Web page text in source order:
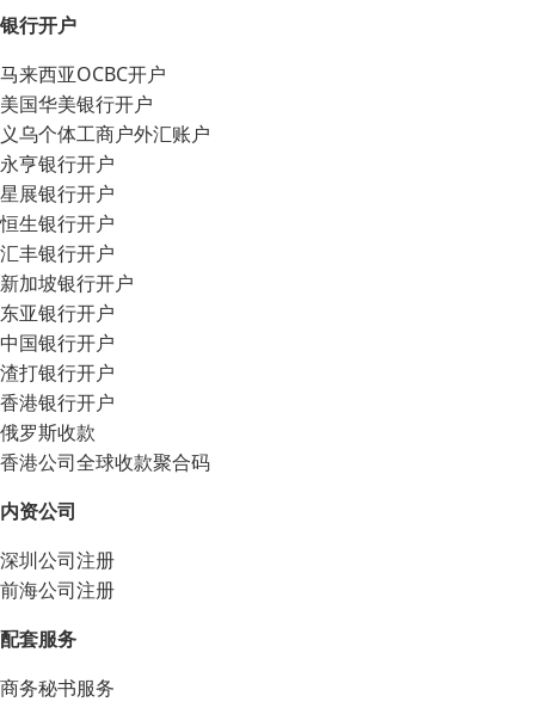
银行开户
马来西亚OCBC开户
美国华美银行开户
义乌个体工商户外汇账户
永亨银行开户
星展银行开户
恒生银行开户
汇丰银行开户
新加坡银行开户
东亚银行开户
中国银行开户
渣打银行开户
香港银行开户
俄罗斯收款
香港公司全球收款聚合码
内资公司
深圳公司注册
前海公司注册
配套服务
商务秘书服务